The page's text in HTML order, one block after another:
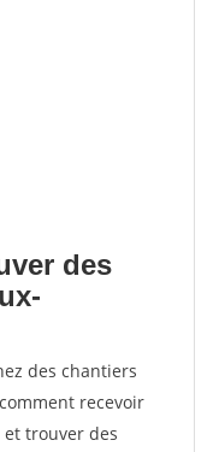
des
des chantiers
recevoir
trouver des